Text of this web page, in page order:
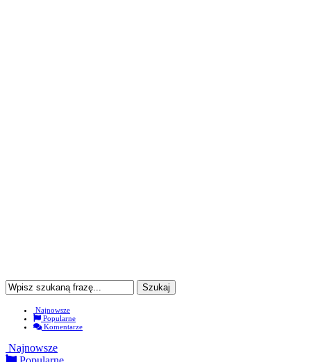
Najnowsze
Popularne
Komentarze
Najnowsze